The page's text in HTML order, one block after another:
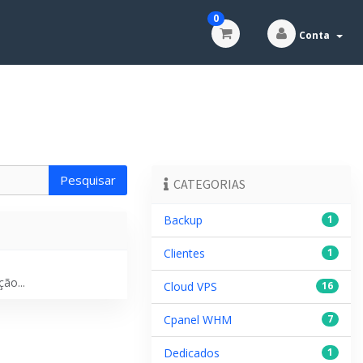
0
Conta
CATEGORIAS
1
Backup
1
Clientes
16
Cloud VPS
7
Cpanel WHM
1
Dedicados